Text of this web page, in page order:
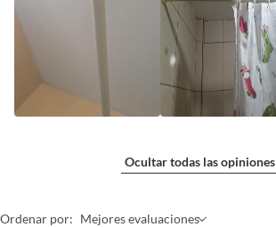
Ocultar todas las opiniones
Ordenar por: Mejores evaluaciones